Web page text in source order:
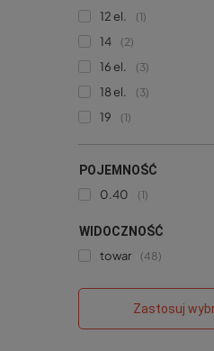
12 el.
1
14 2
16 el. 3
18 el. 3
19
1
POJEMNOŚĆ
0.40
1
WIDOCZNOŚĆ
towar
48
Zastosuj